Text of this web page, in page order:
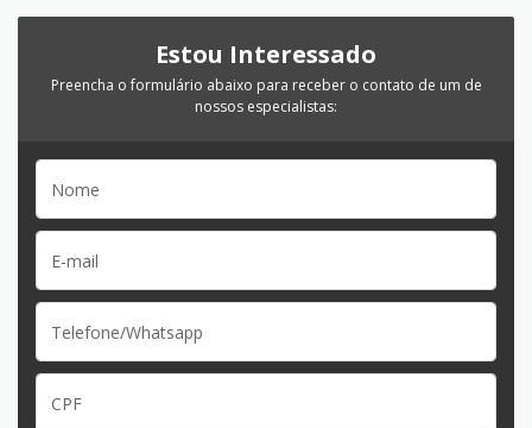
Estou Interessado
Preencha o formulário abaixo para receber o contato de um de
nossos especialistas: